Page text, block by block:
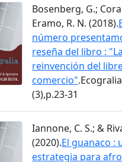
Bosenberg, G.;
Eramo, R. N. (2018).
número
reseña del libro : "La
reinvención del
comercio"
(3),p.23-31
Iannone, C. S.; &
(2020).El guanaco :
estrategia para